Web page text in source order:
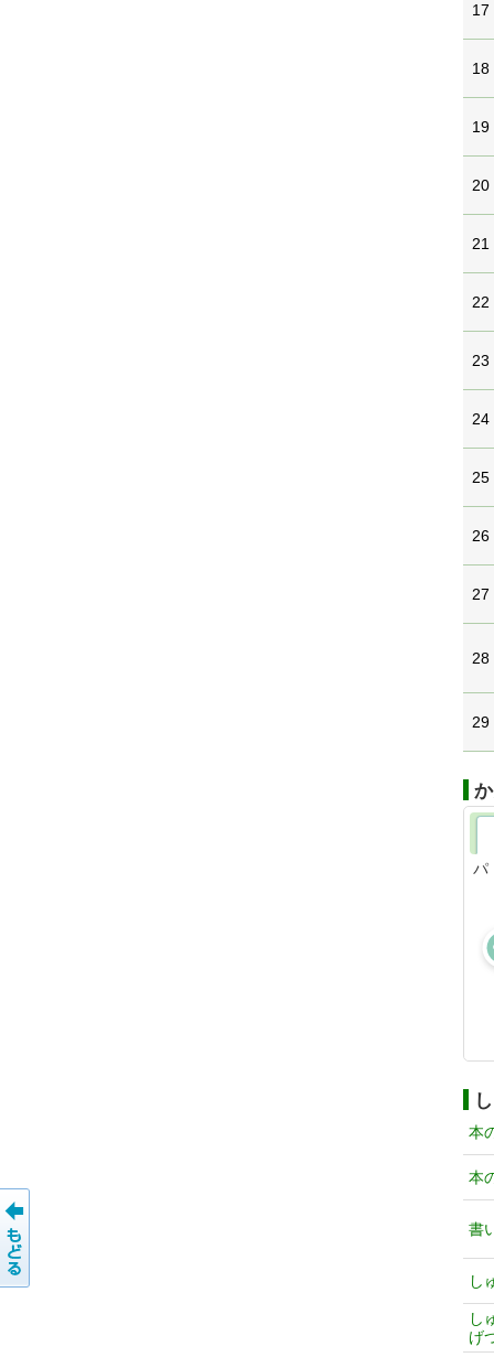
17
18
19
20
21
22
23
24
25
26
27
28
29
パ
本
本
書
し
し
げ